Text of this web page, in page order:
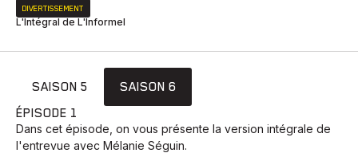
DIVERTISSEMENT
L'Intégral de L'Informel
SAISON 5
SAISON 6
ÉPISODE 1
Dans cet épisode, on vous présente la version intégrale de
l'entrevue avec Mélanie Séguin.